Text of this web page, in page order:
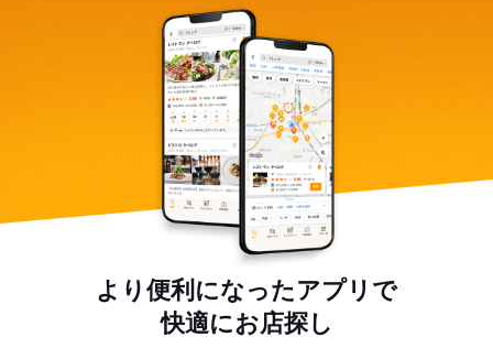
より便利になったアプリで
快適にお店探し